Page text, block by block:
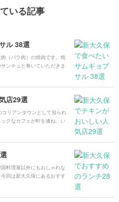
いる記事
ル 38選
（バラ肉）の焼肉です。焼
ンチュと巻いていただきま
店29選
リアンタウンとして知られ
クなカフェが軒を連ね、い
料理屋以外にもおしゃれな
回は新大久保にあるおすす